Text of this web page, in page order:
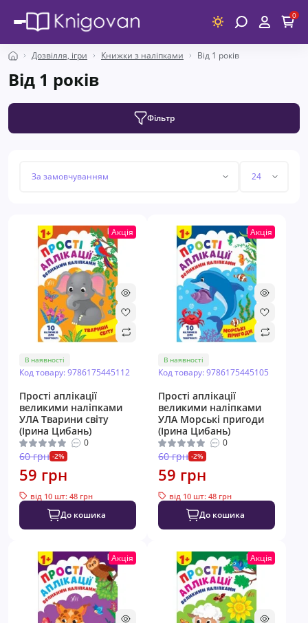
0
Дозвілля, ігри Книжки з наліпками Від 1 років
Від 1 років
Фільтр
Акція
В наявності
Код товару: 9786175445112
Прості аплікації
великими наліпками
УЛА Тварини світу
(Ірина Цибань)
0
60 грн -2%
59 грн
від 10 шт: 48 грн
До кошика
Акція
В наявності
Код товару: 9786175445105
Прості аплікації
великими наліпками
УЛА Морські пригоди
(Ірина Цибань)
0
60 грн -2%
59 грн
від 10 шт: 48 грн
До кошика
Акція Акція